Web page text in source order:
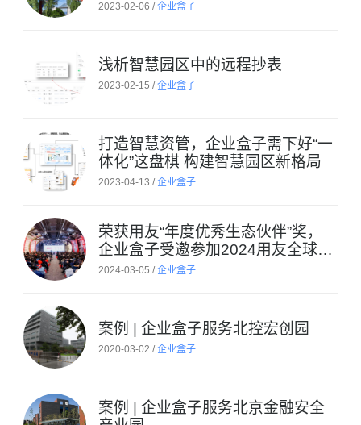
2023-02-06 /企业盒子
浅析智慧园区中的远程抄表
2023-02-15 /企业盒子
打造智慧资管，企业盒子需下好“一
体化”这盘棋 构建智慧园区新格局
2023-04-13 /企业盒子
荣获用友“年度优秀生态伙伴”奖，
企业盒子受邀参加2024用友全球生
态大会
2024-03-05 /企业盒子
案例 | 企业盒子服务北控宏创园
2020-03-02 /企业盒子
案例 | 企业盒子服务北京金融安全